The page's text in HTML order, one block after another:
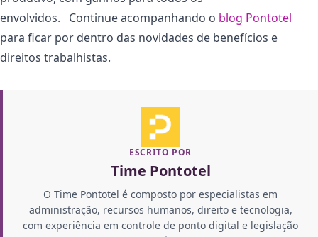
envolvidos. Continue acompanhando o blog Pontotel
para ficar por dentro das novidades de benefícios e
direitos trabalhistas.
ESCRITO POR
Time Pontotel
O Time Pontotel é composto por especialistas em
administração, recursos humanos, direito e tecnologia,
com experiência em controle de ponto digital e legislação